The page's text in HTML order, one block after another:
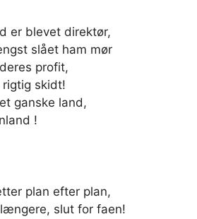
er blevet direktør,
slået ham mør
profit,
skidt!
ganske land,
!
plan efter plan,
slut for faen!